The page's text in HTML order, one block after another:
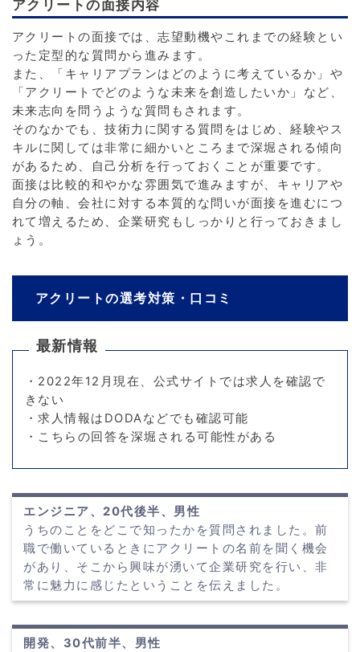
アクリートの面接内容
アクリートの面接では、志望動機やこれまでの経験とい
った定型的な質問から進みます。
また、「キャリアプランはどのように考えているか」や
「アクリートでどのような未来を創造したいか」など、
未来志向を問うような質問もされます。
そのなかでも、技術力に関する質問をはじめ、経験やス
キルに関しては非常に細かいところまで深堀される傾向
があるため、自己分析を行っておくことが重要です。
面接は比較的和やかな雰囲気で進みますが、キャリアや
自分の軸、会社に対する本質的な問いが面接を進むにつ
れて増えるため、企業研究もしっかりと行っておきまし
ょう。
アクリートの選考対策・口コミ
最新情報
・2022年12月現在、公式サイトでは求人を確認で
きない
・求人情報はDODAなどでも確認可能
・こちらの回答を深堀される可能性がある
エンジニア、20代後半、男性
うちのことをどこで知ったかを質問されました。前
職で働いているときにアクリートの名前を聞く機会
があり、そこから興味が湧いて企業研究を行い、非
常に魅力に感じたということを伝えました。
開発、30代前半、男性